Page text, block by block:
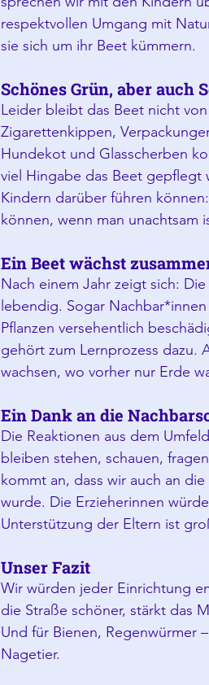
respektvollen Umgang mit
sie sich um ihr Beet kümmern.
Schönes Grün, aber auch
Leider bleibt das Beet nicht
Zigarettenkippen,
Hundekot und Glasscherben
viel Hingabe das Beet gepflegt
Kindern darüber führen
können, wenn man unachtsam
Ein Beet wächst
Nach einem Jahr zeigt sich:
lebendig. Sogar
Pflanzen versehentlich
gehört zum Lernprozess dazu.
wachsen, wo vorher nur Erde
Ein Dank an die
Die Reaktionen aus dem
bleiben stehen, schauen,
kommt an, dass wir auch an
wurde. Die Erzieherinnen
Unterstützung der Eltern ist
Unser Fazit
Wir würden jeder Einrichtung
die Straße schöner, stärkt das
Und für Bienen, Regenwürmer
Nagetier.